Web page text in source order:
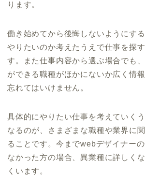
ります。
働き始めてから後悔しないようにす
やりたいのか考えたうえで仕事を探
す。また仕事内容から選ぶ場合でも
ができる職種がほかにないか広く情
忘れてはいけません。
具体的にやりたい仕事を考えていく
なるのが、さまざまな職種や業界に
ることです。今までwebデザイナー
なかった方の場合、異業種に詳しく
くいます。